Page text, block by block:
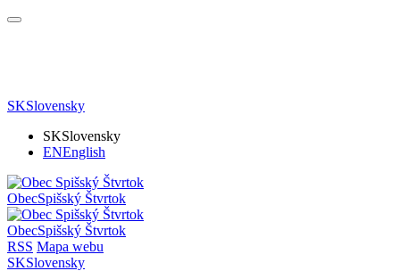
SKSlovensky
SKSlovensky
ENEnglish
ObecSpišský Štvrtok
ObecSpišský Štvrtok
RSS Mapa webu
SKSlovensky